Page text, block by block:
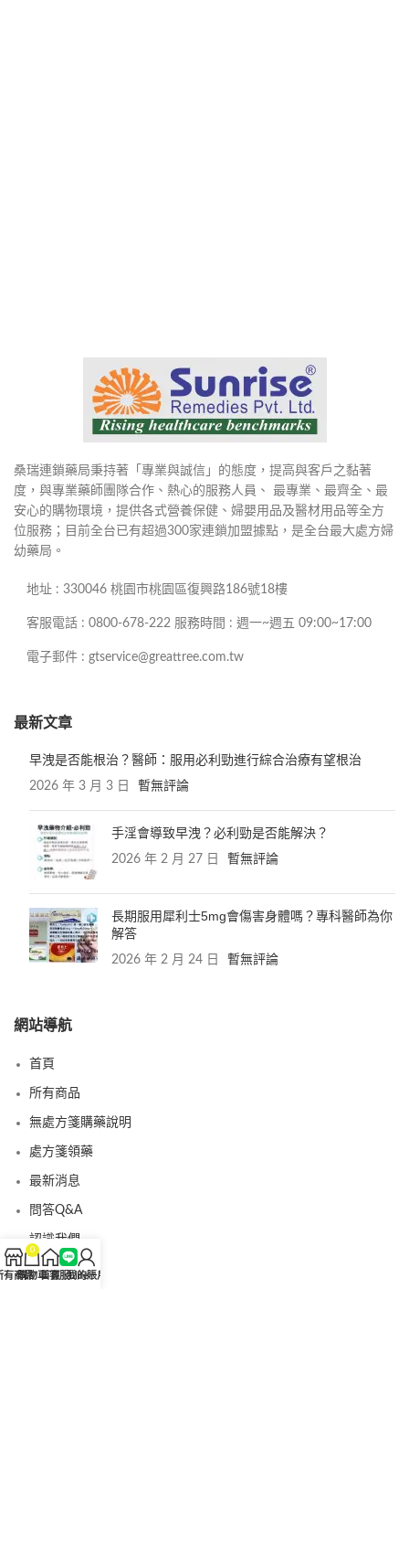
桑瑞連鎖藥局秉持著「專業與誠信」的態度，提高與客戶之黏著
度，與專業藥師團隊合作、熱心的服務人員、 最專業、最齊全、最
安心的購物環境，提供各式營養保健、婦嬰用品及醫材用品等全方
位服務；目前全台已有超過300家連鎖加盟據點，是全台最大處方婦
幼藥局。
地址 : 330046 桃園市桃園區復興路186號18樓
客服電話 : 0800-678-222 服務時間 : 週一~週五 09:00~17:00
電子郵件 : gtservice@greattree.com.tw
最新文章
早洩是否能根治？醫師：服用必利勁進行綜合治療有望根治
2026 年 3 月 3 日 暫無評論
手淫會導致早洩？必利勁是否能解決？
2026 年 2 月 27 日 暫無評論
長期服用犀利士5mg會傷害身體嗎？專科醫師為你
解答
2026 年 2 月 24 日 暫無評論
網站導航
首頁
所有商品
無處方箋購藥說明
處方箋領藥
最新消息
問答Q&A
認識我們
聯絡我們
有商品
0
購物車首頁客服Line
我的賬戶